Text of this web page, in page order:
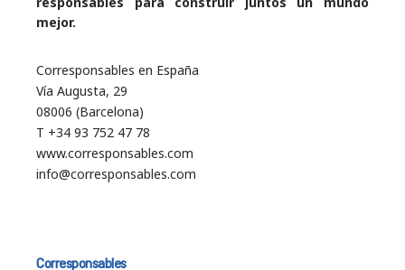
mejor.
Corresponsables en España
Vía Augusta, 29
08006 (Barcelona)
T +34 93 752 47 78
www.corresponsables.com
info@corresponsables.com
Corresponsables